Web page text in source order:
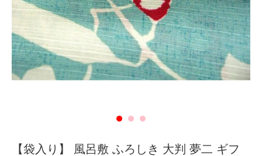
【袋入り】 風呂敷 ふろしき 大判 夢二 ギフ